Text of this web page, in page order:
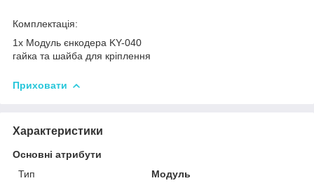
Комплектація:
1x Модуль єнкодера KY-040
гайка та шайба для кріплення
Приховати
Характеристики
Основні атрибути
Тип
Модуль